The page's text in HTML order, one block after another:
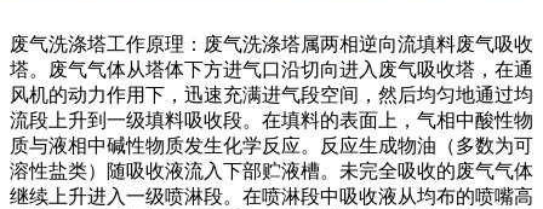
废气洗涤塔工作原理：废气洗涤塔属两相逆向流填料废气吸收
塔。废气气体从塔体下方进气口沿切向进入废气吸收塔，在通
风机的动力作用下，迅速充满进气段空间，然后均匀地通过均
流段上升到一级填料吸收段。在填料的表面上，气相中酸性物
质与液相中碱性物质发生化学反应。反应生成物油（多数为可
溶性盐类）随吸收液流入下部贮液槽。未完全吸收的废气气体
继续上升进入一级喷淋段。在喷淋段中吸收液从均布的喷嘴高